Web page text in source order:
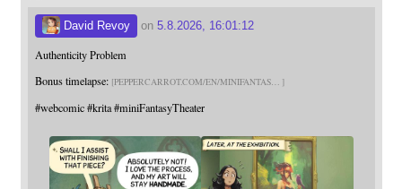
David Revoy on 5.8.2026, 16:01:12
Authenticity Problem
Bonus timelapse: PEPPERCARROT.COM/EN/MINIFANTAS
#webcomic #krita #miniFantasyTheater